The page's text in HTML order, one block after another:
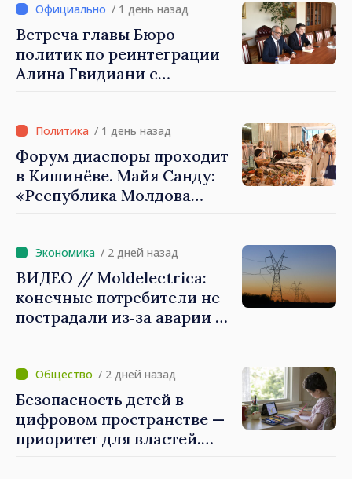
и за рубежом, что
заслуживает стать частью
большой европейской
семьи»
/ 1 день назад
Встреча главы Бюро
политик по реинтеграции
Алина Гвидиани с
Красного Креста в
Молдове
/ 1 день назад
Форум диаспоры проходит
в Кишинёве. Майя Санду:
«Республика Молдова
диаспора может сыграть
важную роль в
продвижении и поддержке
этого пути»
/ 2 дней назад
ВИДЕО // Moldelectrica:
конечные потребители не
пострадали из‑за аварии на
выполнены в
приоритетном режиме
/ 2 дней назад
Безопасность детей в
цифровом пространстве —
приоритет для властей.